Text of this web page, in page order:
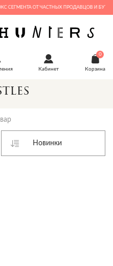
ОТ ЧАСТНЫХ ПРОДАВЦОВ И
Кабинет
0
Корзина